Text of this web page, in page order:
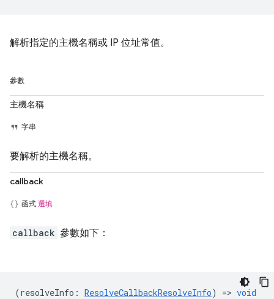
解析指定的主機名稱或 IP 位址常值。
參數
主機名稱
字串
要解析的主機名稱。
callback
函式 選填
callback 參數如下：
(resolveInfo : ResolveCallbackResolveInfo) => void